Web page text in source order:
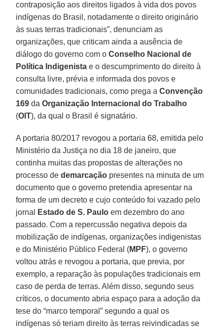
contraposição aos direitos ligados à vida dos povos
indígenas do Brasil, notadamente o direito originário
às suas terras tradicionais”, denunciam as
organizações, que criticam ainda a ausência de
diálogo do governo com oConselho Nacional de
Política Indigenista e o descumprimento do direito à
consulta livre, prévia e informada dos povos e
comunidades tradicionais, como prega aConvenção
169 da Organização Internacional do Trabalho
(OIT), da qual o Brasil é signatário.
A portaria 80/2017 revogou a portaria 68, emitida pelo
Ministério da Justiça no dia 18 de janeiro, que
continha muitas das propostas de alterações no
processo dedemarcação presentes na minuta de um
documento que o governo pretendia apresentar na
forma de um decreto e cujo conteúdo foi vazado pelo
jornal
Estado de S. Paulo em dezembro do ano
passado. Com a repercussão negativa depois da
mobilização de indígenas, organizações indigenistas
e do Ministério Público Federal (MPF), o governo
voltou atrás e revogou a portaria, que previa, por
exemplo, a reparação às populações tradicionais em
caso de perda de terras. Além disso, segundo seus
críticos, o documento abria espaço para a adoção da
tese do “marco temporal” segundo a qual os
indígenas só teriam direito às terras reivindicadas se